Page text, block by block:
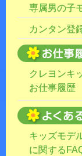
専属男の子
カンタン登
クレヨンキ
お仕事履歴
キッズモデ
に関する